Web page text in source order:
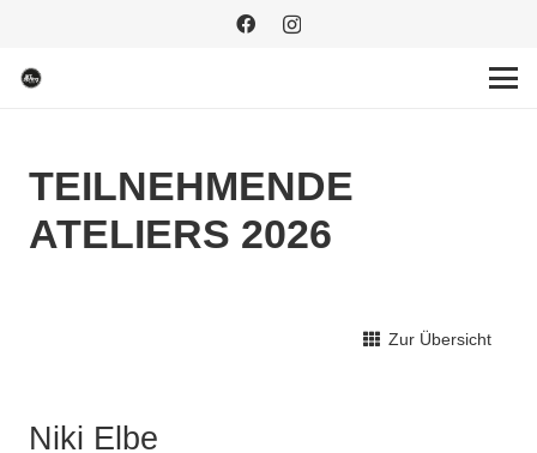
TEILNEHMENDE
ATELIERS 2026
Zur Übersicht
Niki Elbe